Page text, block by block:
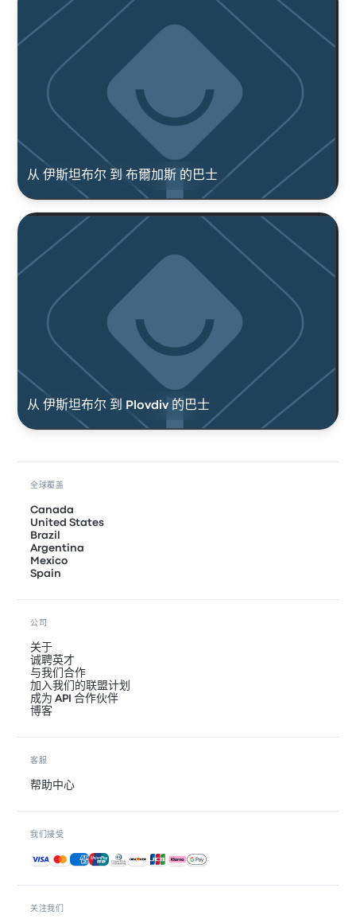
从 伊斯坦布尔 到 布爾加斯 的巴士
从 伊斯坦布尔 到 Plovdiv 的巴士
关注我们
全球覆盖
Canada
United States
Brazil
Argentina
Mexico
Spain
公司
关于
诚聘英才
与我们合作
加入我们的联盟计划
成为 API 合作伙伴
博客
客服
帮助中心
我们接受
接受的付款方式